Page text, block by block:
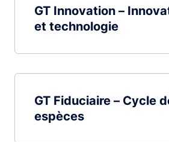
GT Innovation –
et technologie
GT Fiduciaire – Cycle
espèces